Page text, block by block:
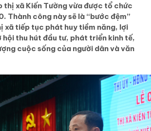
thị xã Kiến Tường vừa được tổ chức
Thành công này sẽ là “bước đệm”
xã tiếp tục phát huy tiềm năng, lợi
hội thu hút đầu tư, phát triển kinh tế,
cuộc sống của người dân và văn